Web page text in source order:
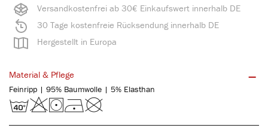
Versandkostenfrei ab 30€ Einkaufswert innerhalb DE
30 Tage kostenfreie Rücksendung innerhalb DE
Hergestellt in Europa
Material & Pflege
Feinripp | 95% Baumwolle | 5% Elasthan